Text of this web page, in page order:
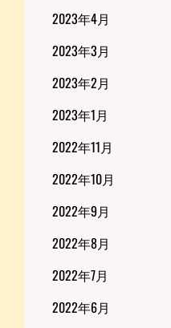
2023年4月
2023年3月
2023年2月
2023年1月
2022年11月
2022年10月
2022年9月
2022年8月
2022年7月
2022年6月